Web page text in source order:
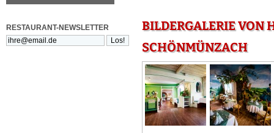
RESTAURANT-NEWSLETTER
BILDERGALERIE VON
SCHÖNMÜNZACH